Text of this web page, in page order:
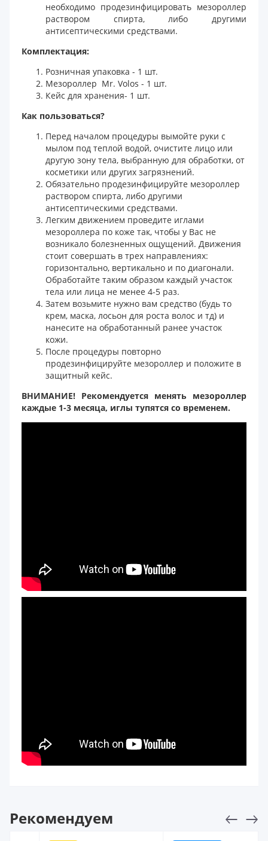
необходимо продезинфицировать мезороллер
раствором спирта, либо другими
антисептическими средствами.
Комплектация:
Розничная упаковка - 1 шт.
Мезороллер Mr. Volos - 1 шт.
Кейс для хранения- 1 шт.
Как пользоваться?
Перед началом процедуры вымойте руки с
мылом под теплой водой, очистите лицо или
другую зону тела, выбранную для обработки, от
косметики или других загрязнений.
Обязательно продезинфицируйте мезороллер
раствором спирта, либо другими
антисептическими средствами.
Легким движением проведите иглами
мезороллера по коже так, чтобы у Вас не
возникало болезненных ощущений. Движения
стоит совершать в трех направлениях:
горизонтально, вертикально и по диагонали.
Обработайте таким образом каждый участок
тела или лица не менее 4-5 раз.
Затем возьмите нужно вам средство (будь то
крем, маска, лосьон для роста волос и тд) и
нанесите на обработанный ранее участок
кожи.
После процедуры повторно
продезинфицируйте мезороллер и положите в
защитный кейс.
ВНИМАНИЕ! Рекомендуется менять мезороллер
каждые 1-3 месяца, иглы тупятся со временем.
Рекомендуем